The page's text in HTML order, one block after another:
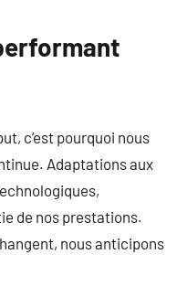
c’est pourquoi nous
Adaptations aux
de nos prestations.
nous anticipons